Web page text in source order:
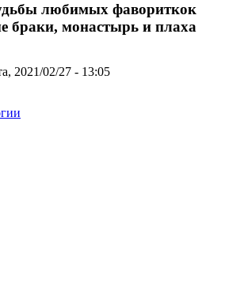
любимых фавориткок
браки, монастырь и плаха
2021/02/27 - 13:05